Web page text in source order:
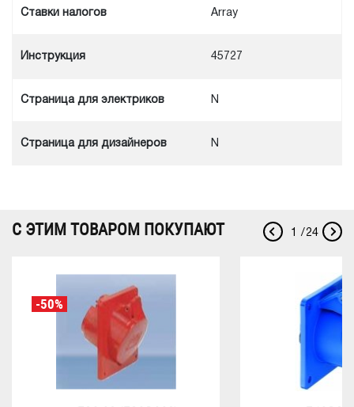
Ставки налогов Array
Инструкция 45727
Cтраница для электриков N
Cтраница для дизайнеров N
С ЭТИМ ТОВАРОМ ПОКУПАЮТ / 24
-50%
1